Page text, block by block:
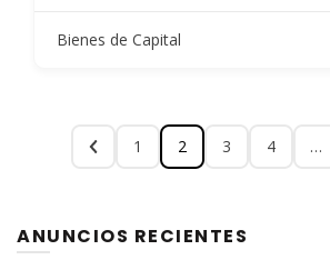
Bienes de Capital
1 2 3 4 …
ANUNCIOS RECIENTES